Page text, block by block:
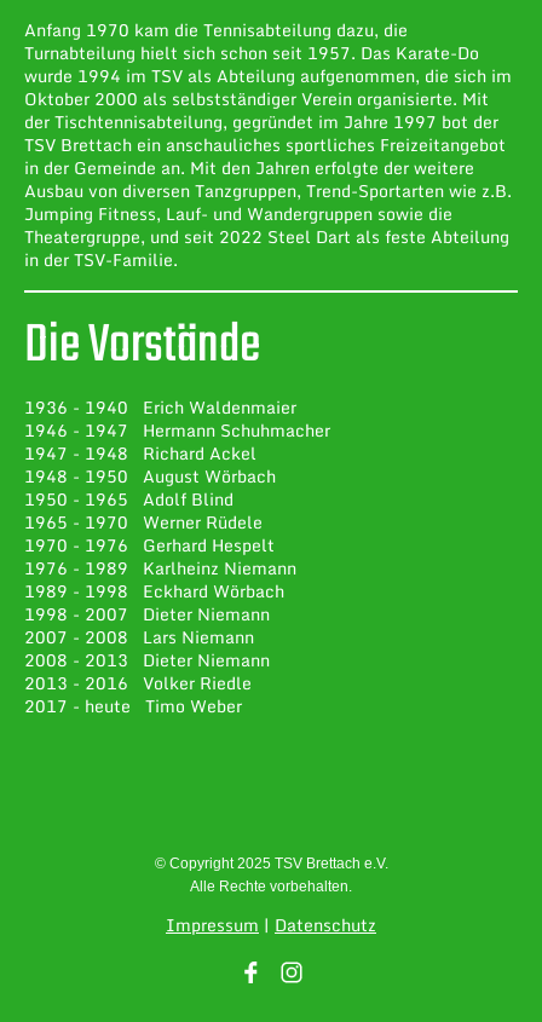
Anfang 1970 kam die Tennisabteilung dazu, die
Turnabteilung hielt sich schon seit 1957. Das Karate-Do
wurde 1994 im TSV als Abteilung aufgenommen, die sich im
Oktober 2000 als selbstständiger Verein organisierte. Mit
der Tischtennisabteilung, gegründet im Jahre 1997 bot der
TSV Brettach ein anschauliches sportliches Freizeitangebot
in der Gemeinde an. Mit den Jahren erfolgte der weitere
Ausbau von diversen Tanzgruppen, Trend-Sportarten wie z.B.
Jumping Fitness, Lauf- und Wandergruppen sowie die
Theatergruppe, und seit 2022 Steel Dart als feste Abteilung
in der TSV-Familie.
Die Vorstände
1936 - 1940 Erich Waldenmaier
1946 - 1947 Hermann Schuhmacher
1947 - 1948 Richard Ackel
1948 - 1950 August Wörbach
1950 - 1965 Adolf Blind
1965 - 1970 Werner Rüdele
1970 - 1976 Gerhard Hespelt
1976 - 1989 Karlheinz Niemann
1989 - 1998 Eckhard Wörbach
1998 - 2007 Dieter Niemann
2007 - 2008 Lars Niemann
2008 - 2013 Dieter Niemann
2013 - 2016 Volker Riedle
2017 - heute Timo Weber
© Copyright 2025 TSV Brettach e.V.
Alle Rechte vorbehalten.
Impressum | Datenschutz